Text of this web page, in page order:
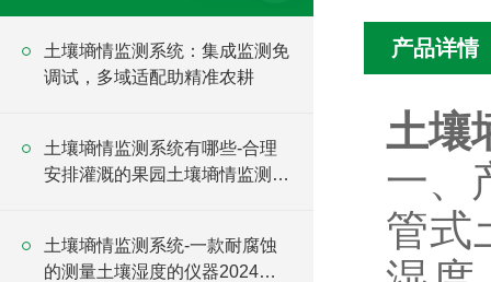
土壤墒情监测系统：集成监测免
调试，多域适配助精准农耕
土壤墒情监测系统有哪些-合理
安排灌溉的果园土壤墒情监测站
土壤墒情监测系统-一款耐腐蚀
的测量土壤湿度的仪器2024全
产品详情
土壤
一、
管式